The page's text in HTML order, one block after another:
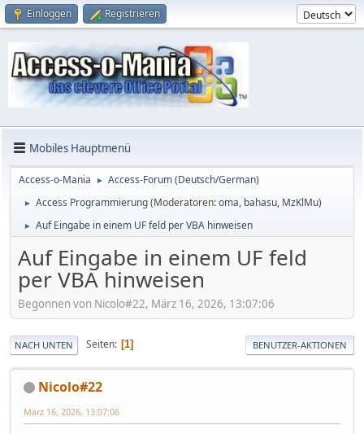
Einloggen Registrieren
Mobiles Hauptmenü
Access-o-Mania ► Access-Forum (Deutsch/German)
► Access Programmierung(Moderatoren:oma, bahasu, MzKlMu)
► Auf Eingabe in einem UF feld per VBA hinweisen
Auf Eingabe in einem UF feld
per VBA hinweisen
Begonnen von Nicolo#22, März 16, 2026, 13:07:06
NACH UNTEN Seiten 1 BENUTZER-AKTIONEN
Nicolo#22
März 16, 2026, 13:07:06